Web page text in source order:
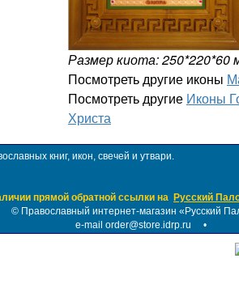
Размер киота: 250*220*60
Посмотреть другие иконы
Посмотреть другие Иконы
Христа
книг, икон, свечей и утвари.
прямой обратной ссылки на Русский
© Православный интернет-магазин «Русский
e-mail order@store.idrp.ru •